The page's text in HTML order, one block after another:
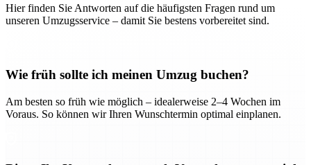
Hier finden Sie Antworten auf die häufigsten Fragen rund um
unseren Umzugsservice – damit Sie bestens vorbereitet sind.
Wie früh sollte ich meinen Umzug buchen?
Am besten so früh wie möglich – idealerweise 2–4 Wochen im
Voraus. So können wir Ihren Wunschtermin optimal einplanen.